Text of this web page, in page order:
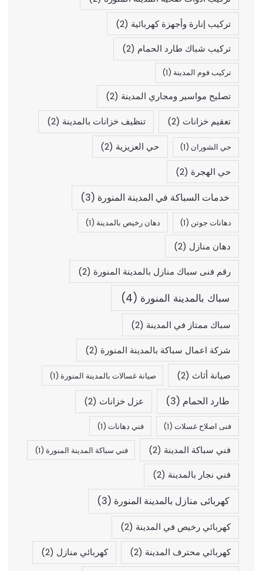
تركيب إنارة وأجهزة كهربائية (2)
تركيب شباك طارد الحمام (2)
تركيب فوم المدينة (1)
تصليح مواسير ومجاري المدينة (2)
تعقيم خزانات (2) تنظيف خزانات بالمدينة (2)
حي الشوران (1) حي العزيزية (2)
حي الهجرة (2)
خدمات السباكة في المدينة المنورة (3)
دهانات جوتن (1) دهان رخيص بالمدينة (1)
دهان منازل (2)
رقم فنى سباك منازل بالمدينة المنورة (2)
سباك بالمدينة المنورة (4)
سباك ممتاز في المدينة (2)
شركة اعمال سباكة بالمدينة المنورة (2)
صيانة أثاث (2) صيانة غسالات بالمدينة المنورة (1)
طارد الحمام (3) عزل خزانات (2)
فنى اصلاح غسلات(1) فني دهانات (1)
فني سباكة المدينة (2) فني سباكة المدينة المنورة (1)
فني نجار بالمدينة (2)
كهربائى منازل بالمدينة المنورة (3)
كهربائي رخيص في المدينة (2)
كهربائي محترف المدينة (2) كهربائي منازل (2)